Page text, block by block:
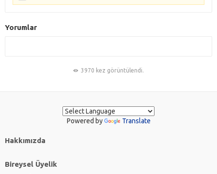
Yorumlar
3970 kez görüntülendi.
Powered by Translate
Hakkımızda
Bireysel Üyelik